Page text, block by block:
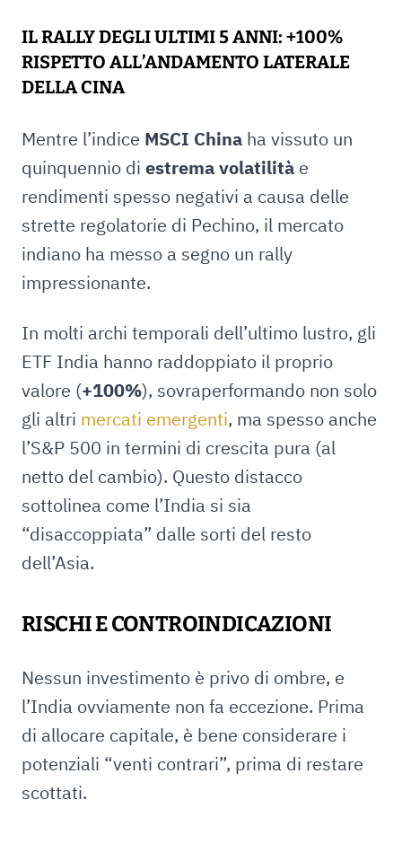
IL RALLY DEGLI ULTIMI 5 ANNI: +100%
RISPETTO ALL’ANDAMENTO LATERALE
DELLA CINA
Mentre l’indice MSCI China ha vissuto un
quinquennio di estrema volatilità e
rendimenti spesso negativi a causa delle
strette regolatorie di Pechino, il mercato
indiano ha messo a segno un rally
impressionante.
In molti archi temporali dell’ultimo lustro, gli
ETF India hanno raddoppiato il proprio
valore (+100%), sovraperformando non solo
gli altri mercati emergenti, ma spesso anche
l’S&P 500 in termini di crescita pura (al
netto del cambio). Questo distacco
sottolinea come l’India si sia
“disaccoppiata” dalle sorti del resto
dell’Asia.
RISCHI E CONTROINDICAZIONI
Nessun investimento è privo di ombre, e
l’India ovviamente non fa eccezione. Prima
di allocare capitale, è bene considerare i
potenziali “venti contrari”, prima di restare
scottati.